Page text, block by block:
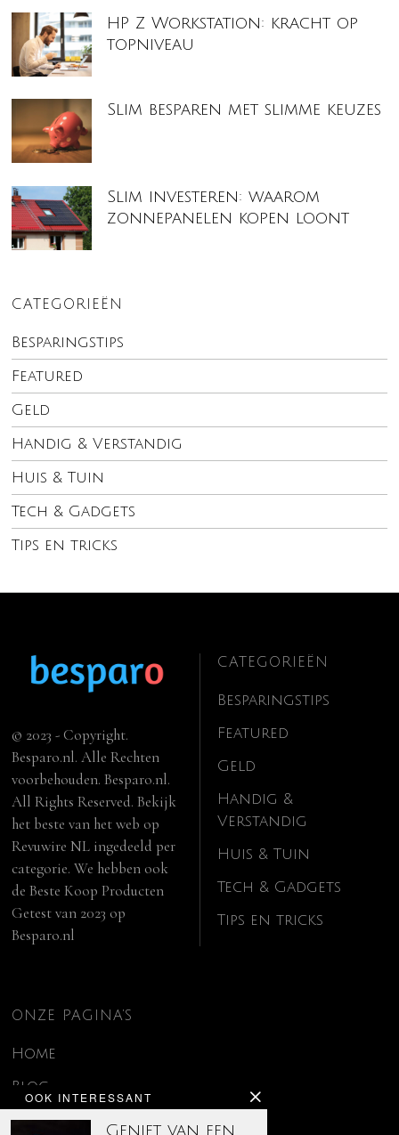
HP Z Workstation: kracht op
topniveau
Slim besparen met slimme keuzes
Slim investeren: waarom
zonnepanelen kopen loont
CATEGORIEËN
Besparingstips
Featured
Geld
Handig & Verstandig
Huis & Tuin
Tech & Gadgets
Tips en tricks
OOK INTERESSANT
Geniet van een
© 2023 - Copyright.
Besparo.nl. Alle Rechten
voorbehouden. Besparo.nl.
All Rights Reserved. Bekijk
het beste van het web op
Revuwire NL ingedeeld per
categorie. We hebben ook
deBeste Koop Producten
Getest van 2023 op
Besparo.nl
CATEGORIEËN
Besparingstips
Featured
Geld
Handig &
Verstandig
Huis & Tuin
Tech & Gadgets
Tips en tricks
ONZE PAGINA’S
Home
Blog
Contact